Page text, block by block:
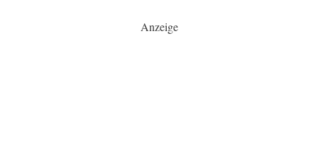
Anzeige